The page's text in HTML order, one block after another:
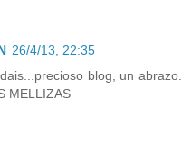
26/4/13, 22:35
blog, un abrazo.
MELLIZAS